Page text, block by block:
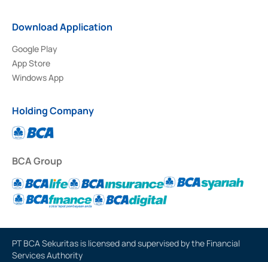
Download Application
Google Play
App Store
Windows App
Holding Company
BCA Group
PT BCA Sekuritas is licensed and supervised by the Financial
Services Authority